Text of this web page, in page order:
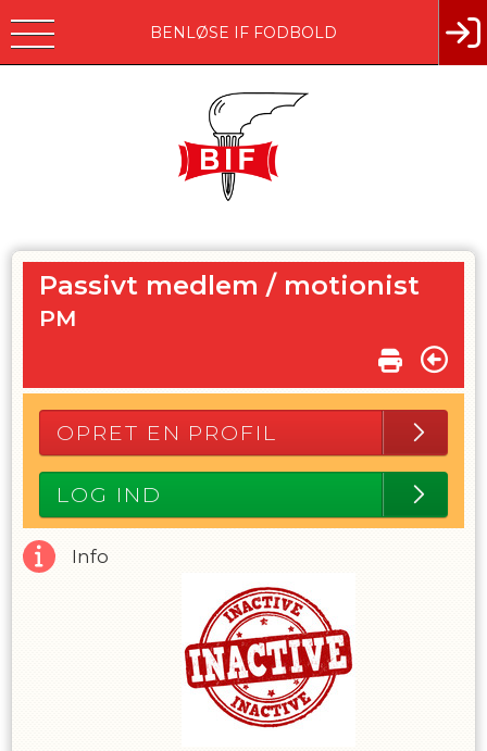
BENLØSE IF FODBOLD
Passivt medlem / motionist
PM
OPRET EN PROFIL
LOG IND
Info